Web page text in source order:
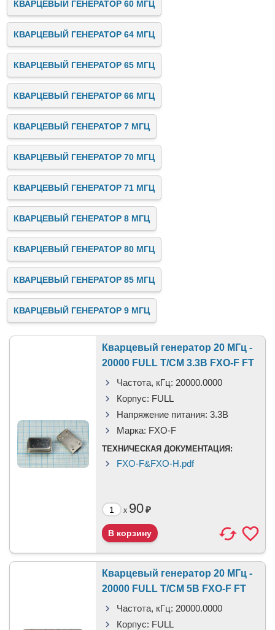
КВАРЦЕВЫЙ ГЕНЕРАТОР 60 МГЦ
КВАРЦЕВЫЙ ГЕНЕРАТОР 64 МГЦ
КВАРЦЕВЫЙ ГЕНЕРАТОР 65 МГЦ
КВАРЦЕВЫЙ ГЕНЕРАТОР 66 МГЦ
КВАРЦЕВЫЙ ГЕНЕРАТОР 7 МГЦ
КВАРЦЕВЫЙ ГЕНЕРАТОР 70 МГЦ
КВАРЦЕВЫЙ ГЕНЕРАТОР 71 МГЦ
КВАРЦЕВЫЙ ГЕНЕРАТОР 8 МГЦ
КВАРЦЕВЫЙ ГЕНЕРАТОР 80 МГЦ
КВАРЦЕВЫЙ ГЕНЕРАТОР 85 МГЦ
КВАРЦЕВЫЙ ГЕНЕРАТОР 9 МГЦ
Кварцевый генератор 20 МГц -
20000 FULL T/CM 3.3В FXO-F FT
Частота, кГц: 20000.0000
Корпус: FULL
Напряжение питания: 3.3В
Марка: FXO-F
ТЕХНИЧЕСКАЯ ДОКУМЕНТАЦИЯ:
FXO-F&FXO-H.pdf
x 90₽
Кварцевый генератор 20 МГц -
20000 FULL T/CM 5В FXO-F FT
Частота, кГц: 20000.0000
Корпус: FULL